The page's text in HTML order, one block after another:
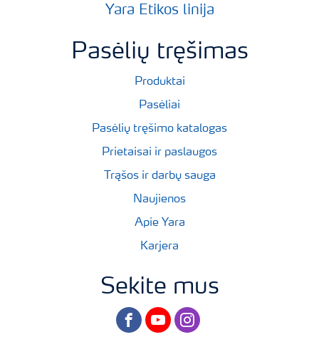
Yara Etikos linija
Pasėlių tręšimas
Produktai
Pasėliai
Pasėlių tręšimo katalogas
Prietaisai ir paslaugos
Trąšos ir darbų sauga
Naujienos
Apie Yara
Karjera
Sekite mus
facebookyoutubeinstagram